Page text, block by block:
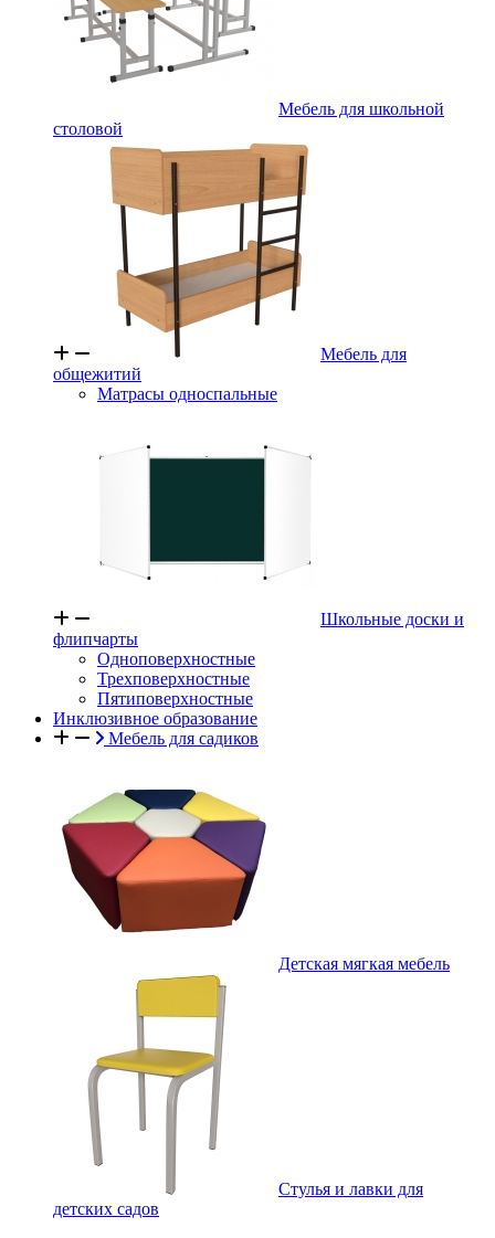
Мебель для школьной
столовой
Мебель для
общежитий
Матрасы односпальные
Школьные доски и
флипчарты
Одноповерхностные
Трехповерхностные
Пятиповерхностные
Инклюзивное образование
Мебель для садиков
Детская мягкая мебель
Стулья и лавки для
детских садов